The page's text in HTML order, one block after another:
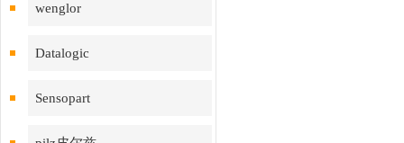
wenglor
Datalogic
Sensopart